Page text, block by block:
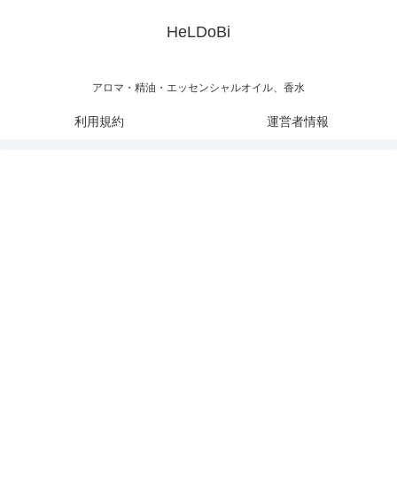
HeLDoBi
アロマ・精油・エッセンシャルオイル、香水
利用規約 運営者情報